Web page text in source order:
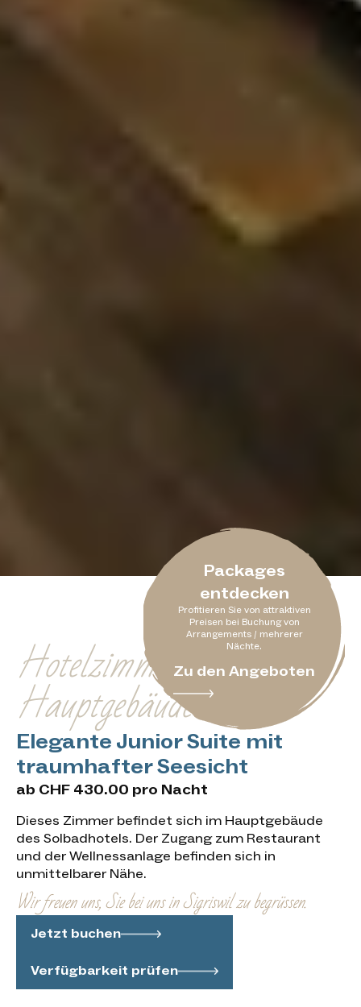
Junior Suite mit
Hotelzimmer im
Hauptgebäude
Elegante Junior Suite mit
traumhafter Seesicht
ab CHF 430.00 pro Nacht
Dieses Zimmer befindet sich im Hauptgebäude
des Solbadhotels. Der Zugang zum Restaurant
und der Wellnessanlage befinden sich in
unmittelbarer Nähe.
Wir freuen uns, Sie bei uns in Sigriswil zu begrüssen.
Jetzt buchen
Verfügbarkeit prüfen
Packages
entdecken
Profitieren Sie von attraktiven
Preisen bei Buchung von
Arrangements / mehrerer
Nächte.
Zu den Angeboten